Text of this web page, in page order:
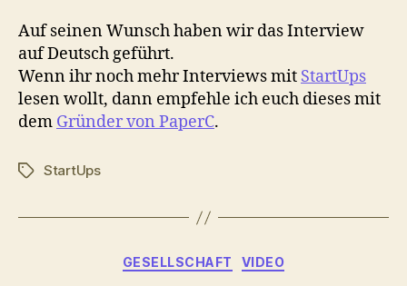
Auf seinen Wunsch haben wir das Interview
auf Deutsch geführt.
Wenn ihr noch mehr Interviews mit StartUps
lesen wollt, dann empfehle ich euch dieses mit
dem Gründer von PaperC.
Schlagwörter
StartUps
Kategorien
GESELLSCHAFT VIDEO